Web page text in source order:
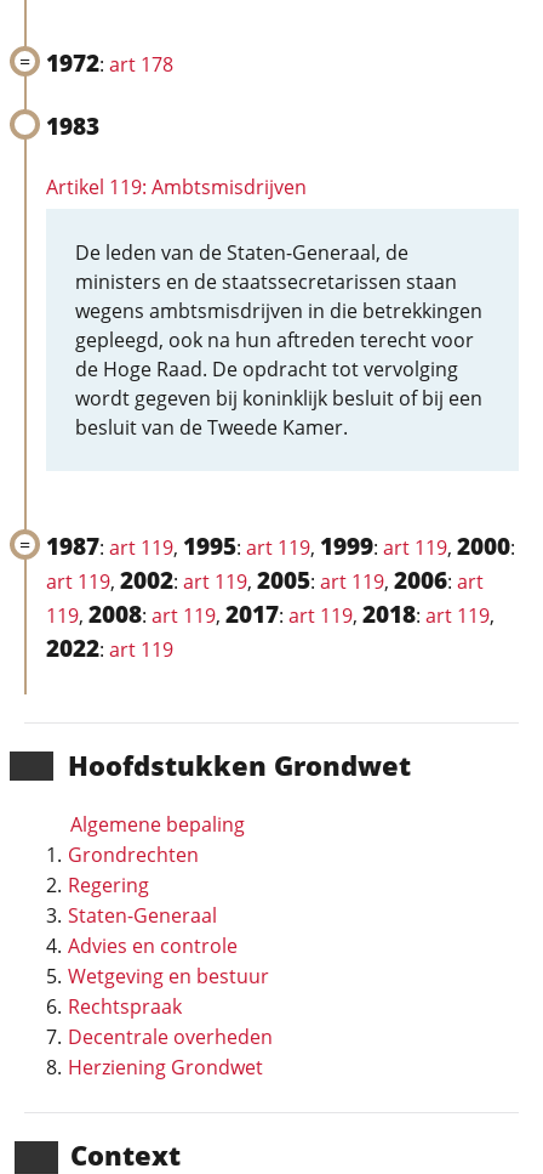
Hoofd­stukken Grondwet
Algemene bepaling
Grondrechten
Regering
Staten-Generaal
Advies en controle
Wetgeving en bestuur
Rechtspraak
Decentrale overheden
Herziening Grondwet
Context
1972: art 178
1983
Artikel 119: Ambtsmisdrijven
De leden van de Staten-Generaal, de
ministers en de staatssecretarissen staan
wegens ambtsmisdrijven in die betrekkingen
gepleegd, ook na hun aftreden terecht voor
de Hoge Raad. De opdracht tot vervolging
wordt gegeven bij koninklijk besluit of bij een
besluit van de Tweede Kamer.
1987: art 119, 1995: art 119, 1999: art 119, 2000:
art 119, 2002: art 119, 2005: art 119, 2006: art
119, 2008: art 119, 2017: art 119, 2018: art 119,
2022: art 119